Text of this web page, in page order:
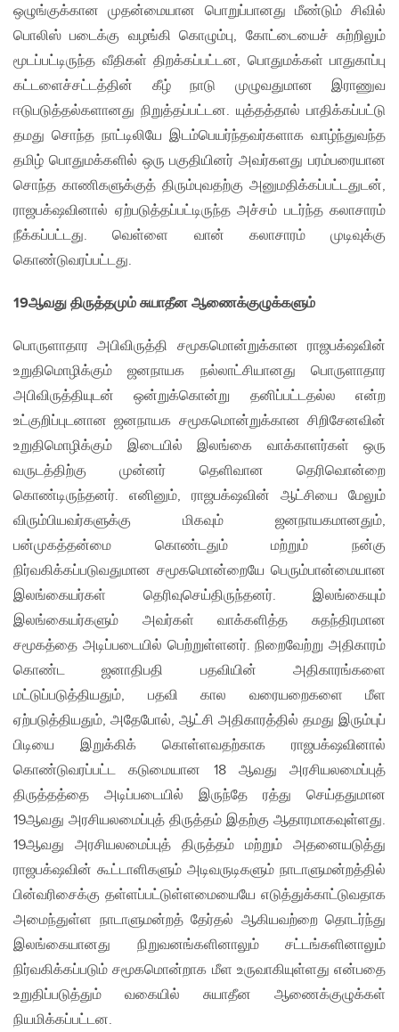
ஒழுங்குக்கான முதன்மையான பொறுப்பானது மீண்டும் சிவில்
பொலிஸ் படைக்கு வழங்கி கொழும்பு, கோட்டையைச் சுற்றிலும்
மூடப்பட்டிருந்த வீதிகள் திறக்கப்பட்டன, பொதுமக்கள் பாதுகாப்பு
கட்டளைச்சட்டத்தின் கீழ் நாடு முழுவதுமான இராணுவ
ஈடுபடுத்தல்களானது நிறுத்தப்பட்டன. யுத்தத்தால் பாதிக்கப்பட்டு
தமது சொந்த நாட்டிலியே இடம்பெயர்ந்தவர்களாக வாழ்ந்துவந்த
தமிழ் பொதுமக்களில் ஒரு பகுதியினர் அவர்களது பரம்பரையான
சொந்த காணிகளுக்குத் திரும்புவதற்கு அனுமதிக்கப்பட்டதுடன்,
ராஜபக்‌ஷவினால் ஏற்படுத்தப்பட்டிருந்த அச்சம் படர்ந்த கலாசாரம்
நீக்கப்பட்டது. வெள்ளை வான் கலாசாரம் முடிவுக்கு
கொண்டுவரப்பட்டது.
19ஆவது திருத்தமும் சுயாதீன ஆணைக்குழுக்களும்
பொருளாதார அபிவிருத்தி சமூகமொன்றுக்கான ராஜபக்‌ஷவின்
உறுதிமொழிக்கும் ஜனநாயக நல்லாட்சியானது பொருளாதார
அபிவிருத்தியுடன் ஒன்றுக்கொன்று தனிப்பட்டதல்ல என்ற
உட்குறிப்புடனான ஜனநாயக சமூகமொன்றுக்கான சிறிசேனவின்
உறுதிமொழிக்கும் இடையில் இலங்கை வாக்காளர்கள் ஒரு
வருடத்திற்கு முன்னர் தெளிவான தெரிவொன்றை
கொண்டிருந்தனர். எனினும், ராஜபக்‌ஷவின் ஆட்சியை மேலும்
விரும்பியவர்களுக்கு மிகவும் ஜனநாயகமானதும்,
பன்முகத்தன்மை கொண்டதும் மற்றும் நன்கு
நிர்வகிக்கப்படுவதுமான சமூகமொன்றையே பெரும்பான்மையான
இலங்கையர்கள் தெரிவுசெய்திருந்தனர். இலங்கையும்
இலங்கையர்களும் அவர்கள் வாக்களித்த சுதந்திரமான
சமூகத்தை அடிப்படையில் பெற்றுள்ளனர். நிறைவேற்று அதிகாரம்
கொண்ட ஜனாதிபதி பதவியின் அதிகாரங்களை
மட்டுப்படுத்தியதும், பதவி கால வரையறைகளை மீள
ஏற்படுத்தியதும், அதேபோல், ஆட்சி அதிகாரத்தில் தமது இரும்புப்
பிடியை இறுக்கிக் கொள்ளவதற்காக ராஜபக்‌ஷவினால்
கொண்டுவரப்பட்ட கடுமையான 18 ஆவது அரசியலமைப்புத்
திருத்தத்தை அடிப்படையில் இருந்தே ரத்து செய்ததுமான
19ஆவது அரசியலமைப்புத் திருத்தம் இதற்கு ஆதாரமாகவுள்ளது.
19ஆவது அரசியலமைப்புத் திருத்தம் மற்றும் அதனையடுத்து
ராஜபக்‌ஷவின் கூட்டாளிகளும் அடிவருடிகளும் நாடாளுமன்றத்தில்
பின்வரிசைக்கு தள்ளப்பட்டுள்ளமையையே எடுத்துக்காட்டுவதாக
அமைந்துள்ள நாடாளுமன்றத் தேர்தல் ஆகியவற்றை தொடர்ந்து
இலங்கையானது நிறுவனங்களினாலும் சட்டங்களினாலும்
நிர்வகிக்கப்படும் சமூகமொன்றாக மீள உருவாகியுள்ளது என்பதை
உறுதிப்படுத்தும் வகையில் சுயாதீன ஆணைக்குழுக்கள்
நியமிக்கப்பட்டன.